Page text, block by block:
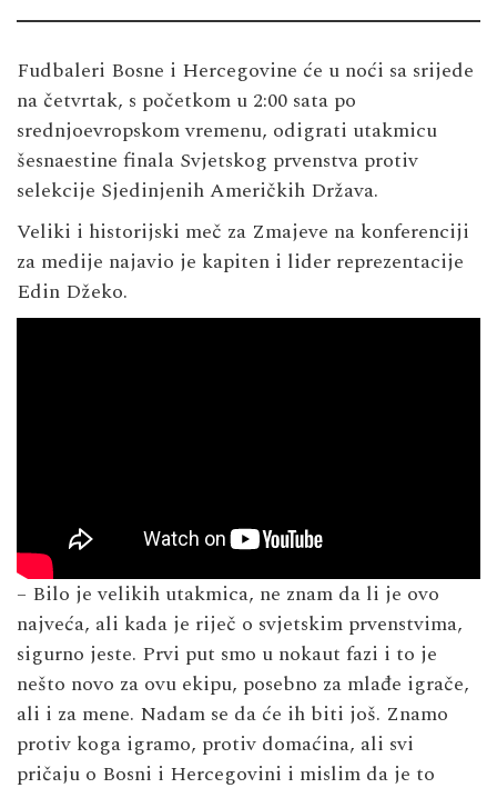
Fudbaleri Bosne i Hercegovine će u noći sa srijede
na četvrtak, s početkom u 2:00 sata po
srednjoevropskom vremenu, odigrati utakmicu
šesnaestine finala Svjetskog prvenstva protiv
selekcije Sjedinjenih Američkih Država.
Veliki i historijski meč za Zmajeve na konferenciji
za medije najavio je kapiten i lider reprezentacije
Edin Džeko.
– Bilo je velikih utakmica, ne znam da li je ovo
najveća, ali kada je riječ o svjetskim prvenstvima,
sigurno jeste. Prvi put smo u nokaut fazi i to je
nešto novo za ovu ekipu, posebno za mlađe igrače,
ali i za mene. Nadam se da će ih biti još. Znamo
protiv koga igramo, protiv domaćina, ali svi
pričaju o Bosni i Hercegovini i mislim da je to